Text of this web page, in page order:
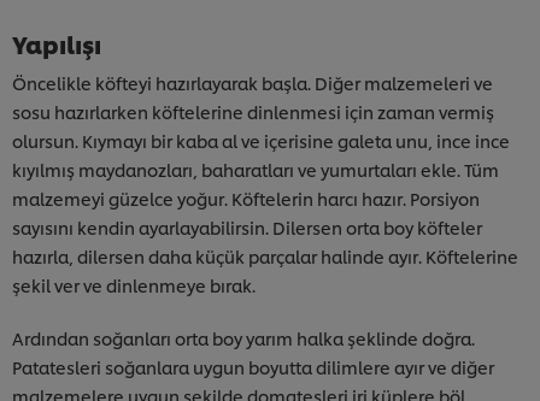
Yapılışı
Öncelikle köfteyi hazırlayarak başla. Diğer malzemeleri ve
sosu hazırlarken köftelerine dinlenmesi için zaman vermiş
olursun. Kıymayı bir kaba al ve içerisine galeta unu, ince ince
kıyılmış maydanozları, baharatları ve yumurtaları ekle. Tüm
malzemeyi güzelce yoğur. Köftelerin harcı hazır. Porsiyon
sayısını kendin ayarlayabilirsin. Dilersen orta boy köfteler
hazırla, dilersen daha küçük parçalar halinde ayır. Köftelerine
şekil ver ve dinlenmeye bırak.
Ardından soğanları orta boy yarım halka şeklinde doğra.
Patatesleri soğanlara uygun boyutta dilimlere ayır ve diğer
malzemelere uygun şekilde domatesleri iri küplere böl.